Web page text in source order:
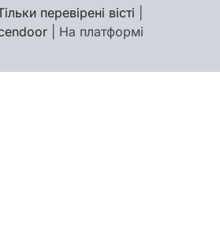
перевірені вісті
| На платформі